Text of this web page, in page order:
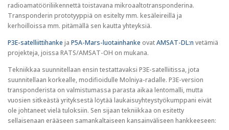
radioamatööriliikennettä toistavana mikroaaltotransponderina.
Transponderin prototyyppiä on esitelty mm. kesäleireillä ja
kerhoilloissa mm. pitämällä sen kautta yhteyksiä.
P3E-satelliittihanke ja P5A-Mars-luotainhanke ovatAMSAT-DL:n vetämiä
projekteja, joissa RATS/AMSAT-OH on mukana.
Tekniikkaa suunnitellaan ensin testattavaksi P3E-satelliitissa, jota
suunnitellaan korkealle, modifioidulle Molniya-radalle. P3E-version
transponderista on valmistumassa parasta aikaa lentomalli, mutta
vuosien sitkeästä yrityksestä löytää laukaisuyhteystyökumppani eivät
ole johtaneet vielä tuloksiin. Sen sijaan tekniikkaa on esitetty
sellaisenaan erääseen samankaltaiseen kansainväliseen hankkeeseen: